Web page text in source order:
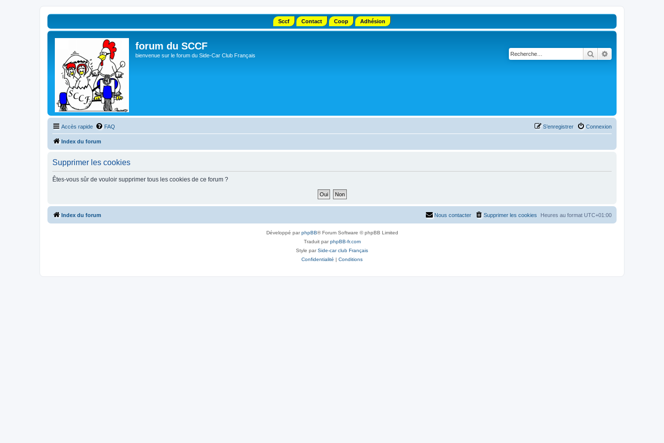
Sccf Contact Coop Adhésion
forum du SCCF
bienvenue sur le forum du Side-Car Club Français Rechercher
Accès rapide FAQ Connexion
S’enregistrer
Index du forum
Supprimer les cookies
Êtes-vous sûr de vouloir supprimer tous les cookies de ce forum ?
Index du forum Heures au format UTC+01:00
Supprimer les cookies
Nous contacter
Développé parphpBB® Forum Software © phpBB Limited
Traduit parphpBB-fr.com
Style parSide-car club Français
Confidentialité | Conditions